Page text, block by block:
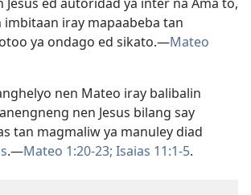
ed autoridad ya inter na Ama to,
imbitaan iray mapaabeba tan
ya ondago ed sikato.—Mateo
nen Mateo iray balibalin
nen Jesus bilang say
tan magmaliw ya manuley diad
.—Mateo 1:20-23; Isaias 11:1-5.